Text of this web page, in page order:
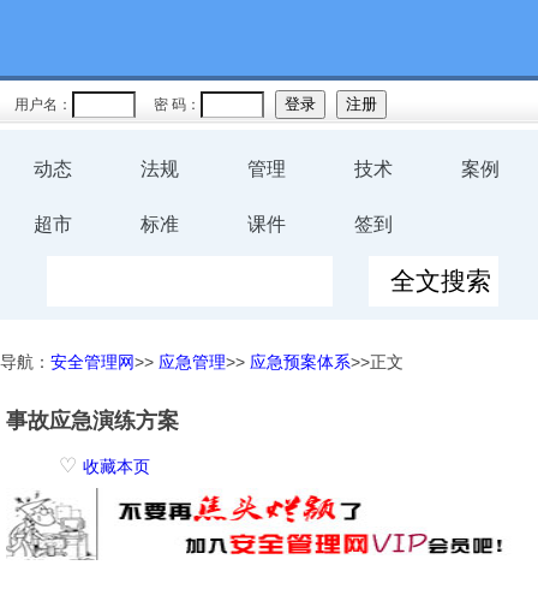
用户名： 密 码：
动态 法规 管理 技术 案例
超市 标准 课件 签到
导航： 安全管理网>> 应急管理>> 应急预案体系>>正文
事故应急演练方案
♡ 收藏本页